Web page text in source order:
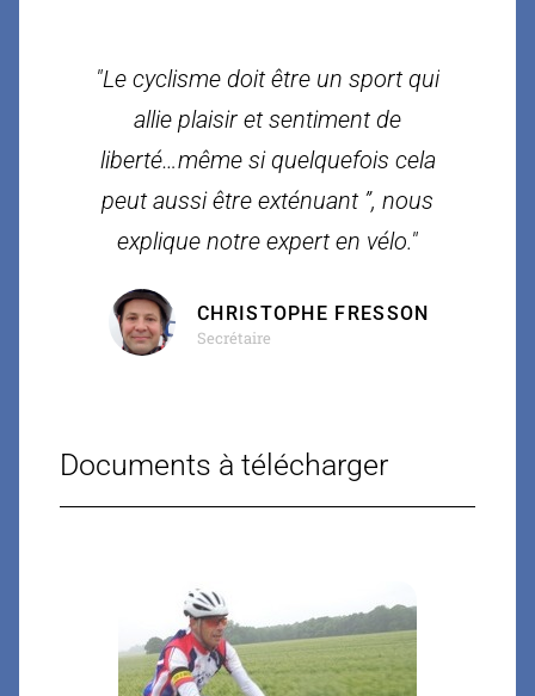
"Le cyclisme doit être un sport qui
allie plaisir et sentiment de
liberté…même si quelquefois cela
peut aussi être exténuant ”, nous
explique notre expert en vélo."
CHRISTOPHE FRESSON
Secrétaire
Documents à télécharger